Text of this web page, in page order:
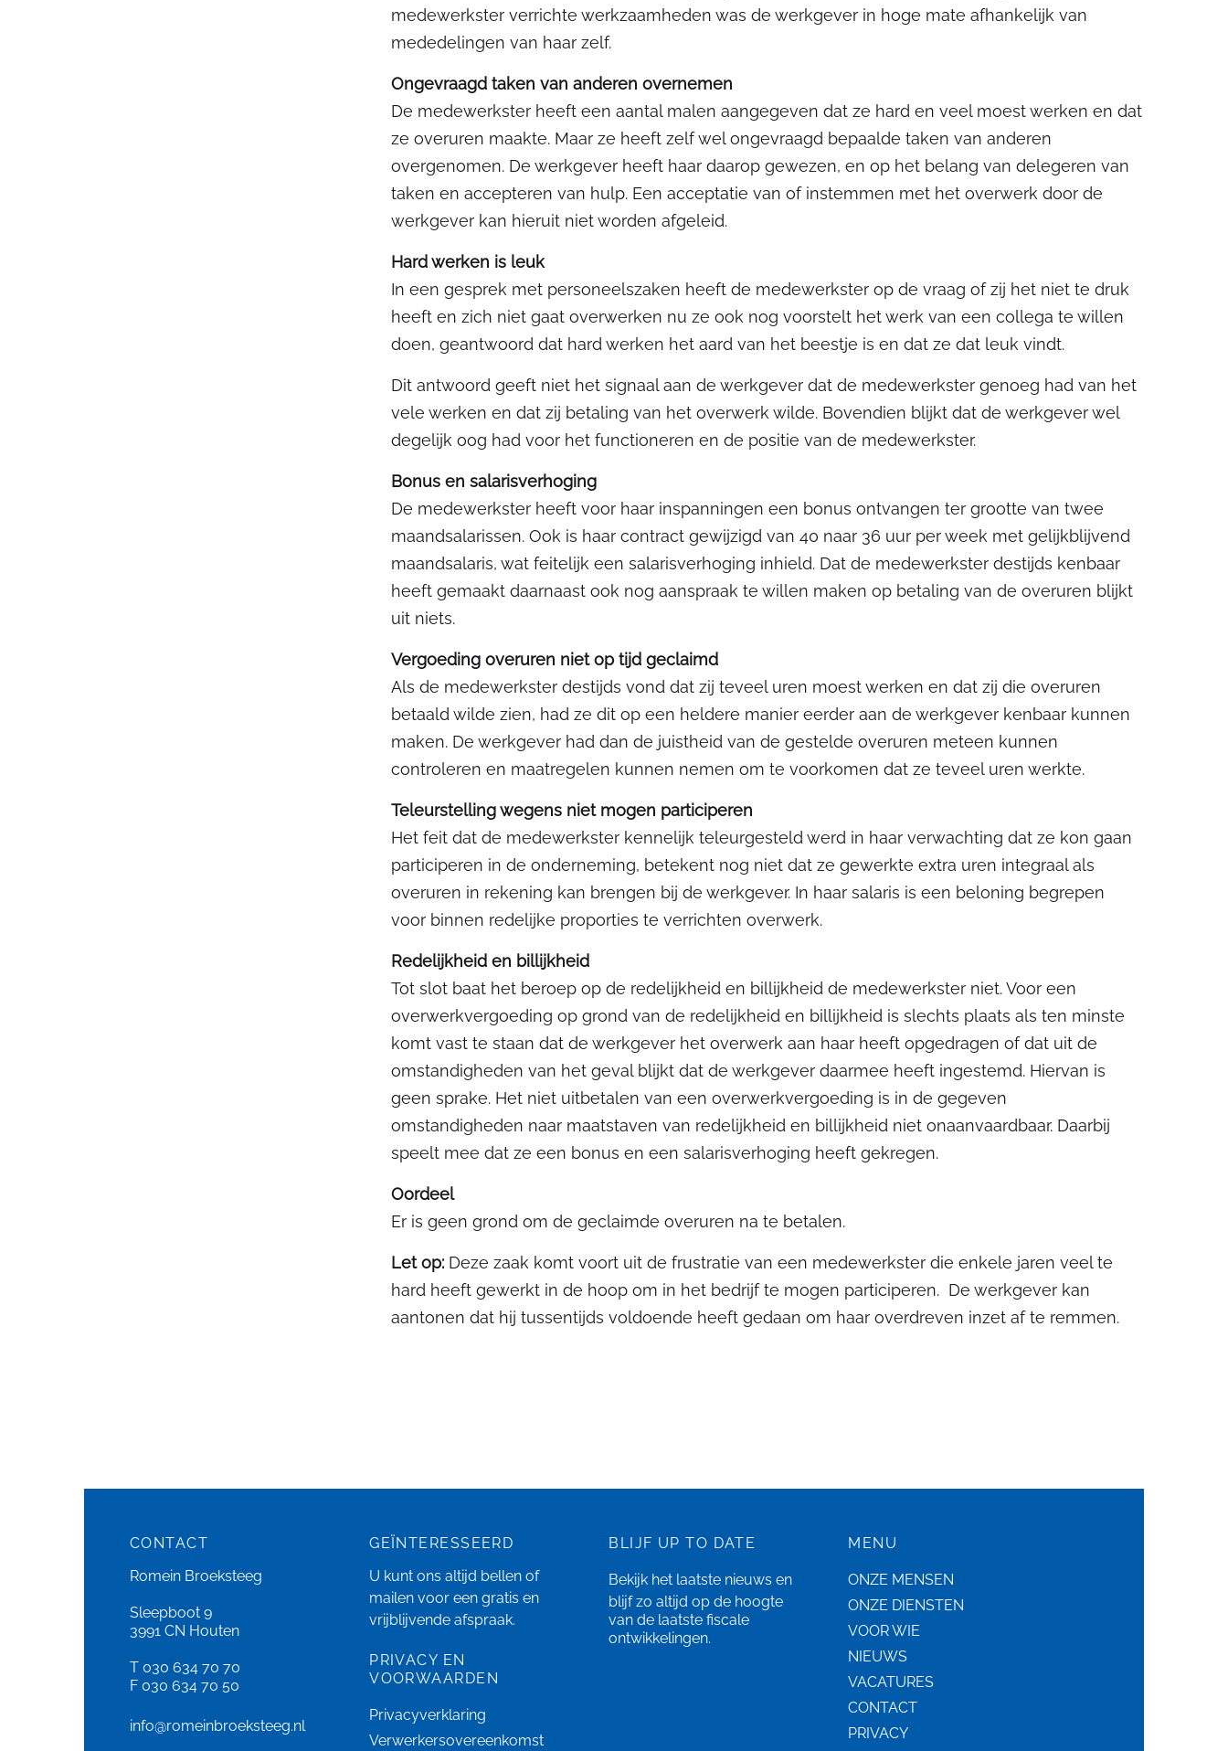
medewerkster verrichte werkzaamheden was de werkgever in hoge mate afhankelijk van
mededelingen van haar zelf.
Ongevraagd taken van anderen overnemen
De medewerkster heeft een aantal malen aangegeven dat ze hard en veel moest werken en dat
ze overuren maakte. Maar ze heeft zelf wel ongevraagd bepaalde taken van anderen
overgenomen. De werkgever heeft haar daarop gewezen, en op het belang van delegeren van
taken en accepteren van hulp. Een acceptatie van of instemmen met het overwerk door de
werkgever kan hieruit niet worden afgeleid.
Hard werken is leuk
In een gesprek met personeelszaken heeft de medewerkster op de vraag of zij het niet te druk
heeft en zich niet gaat overwerken nu ze ook nog voorstelt het werk van een collega te willen
doen, geantwoord dat hard werken het aard van het beestje is en dat ze dat leuk vindt.
Dit antwoord geeft niet het signaal aan de werkgever dat de medewerkster genoeg had van het
vele werken en dat zij betaling van het overwerk wilde. Bovendien blijkt dat de werkgever wel
degelijk oog had voor het functioneren en de positie van de medewerkster.
Bonus en salarisverhoging
De medewerkster heeft voor haar inspanningen een bonus ontvangen ter grootte van twee
maandsalarissen. Ook is haar contract gewijzigd van 40 naar 36 uur per week met gelijkblijvend
maandsalaris, wat feitelijk een salarisverhoging inhield. Dat de medewerkster destijds kenbaar
heeft gemaakt daarnaast ook nog aanspraak te willen maken op betaling van de overuren blijkt
uit niets.
Vergoeding overuren niet op tijd geclaimd
Als de medewerkster destijds vond dat zij teveel uren moest werken en dat zij die overuren
betaald wilde zien, had ze dit op een heldere manier eerder aan de werkgever kenbaar kunnen
maken. De werkgever had dan de juistheid van de gestelde overuren meteen kunnen
controleren en maatregelen kunnen nemen om te voorkomen dat ze teveel uren werkte.
Teleurstelling wegens niet mogen participeren
Het feit dat de medewerkster kennelijk teleurgesteld werd in haar verwachting dat ze kon gaan
participeren in de onderneming, betekent nog niet dat ze gewerkte extra uren integraal als
overuren in rekening kan brengen bij de werkgever. In haar salaris is een beloning begrepen
voor binnen redelijke proporties te verrichten overwerk.
Redelijkheid en billijkheid
Tot slot baat het beroep op de redelijkheid en billijkheid de medewerkster niet. Voor een
overwerkvergoeding op grond van de redelijkheid en billijkheid is slechts plaats als ten minste
komt vast te staan dat de werkgever het overwerk aan haar heeft opgedragen of dat uit de
omstandigheden van het geval blijkt dat de werkgever daarmee heeft ingestemd. Hiervan is
geen sprake. Het niet uitbetalen van een overwerkvergoeding is in de gegeven
omstandigheden naar maatstaven van redelijkheid en billijkheid niet onaanvaardbaar. Daarbij
speelt mee dat ze een bonus en een salarisverhoging heeft gekregen.
Oordeel
Er is geen grond om de geclaimde overuren na te betalen.
Let op: Deze zaak komt voort uit de frustratie van een medewerkster die enkele jaren veel te
hard heeft gewerkt in de hoop om in het bedrijf te mogen participeren. De werkgever kan
aantonen dat hij tussentijds voldoende heeft gedaan om haar overdreven inzet af te remmen.
CONTACT
Romein Broeksteeg
Sleepboot 9
3991 CN Houten
T 030 634 70 70
F 030 634 70 50
info@romeinbroeksteeg.nl
GEÏNTERESSEERD
U kunt ons altijd bellen of
mailen voor een gratis en
vrijblijvende afspraak.
PRIVACY EN
VOORWAARDEN
Privacyverklaring
Verwerkersovereenkomst
BLIJF UP TO DATE
Bekijk het laatste nieuws en
blijf zo altijd op de hoogte
van de laatste fiscale
ontwikkelingen.
MENU
ONZE MENSEN
ONZE DIENSTEN
VOOR WIE
NIEUWS
VACATURES
CONTACT
PRIVACY